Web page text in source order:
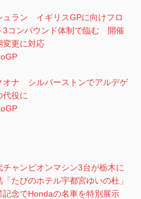
ュラン イギリスGPに向けフロ
3コンパウンド体制で臨む 開催
変更に対応
オナ シルバーストンでアルデゲ
代役に
チャンピオンマシン3台が栃木に
「たびのホテル宇都宮ゆいの杜」
記念でHondaの名車を特別展示